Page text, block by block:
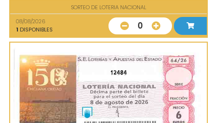
SORTEO DE LOTERIA NACIONAL
08/08/2026
1 DISPONIBLES 0
12484